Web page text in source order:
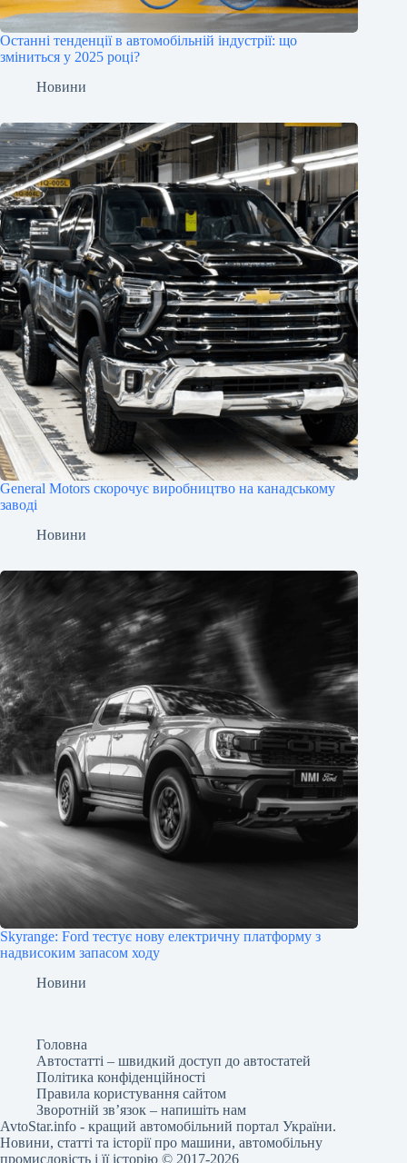
Останні тенденції в автомобільній індустрії: що
зміниться у 2025 році?
Новини
General Motors скорочує виробництво на канадському
заводі
Новини
Skyrange: Ford тестує нову електричну платформу з
надвисоким запасом ходу
Новини
Головна
Автостатті – швидкий доступ до автостатей
Політика конфіденційності
Правила користування сайтом
Зворотній зв’язок – напишіть нам
AvtoStar.info - кращий автомобільний портал України.
Новини, статті та історії про машини, автомобільну
промисловість і її історію © 2017-2026